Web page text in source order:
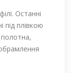
Останні
під плівкою
полотна,